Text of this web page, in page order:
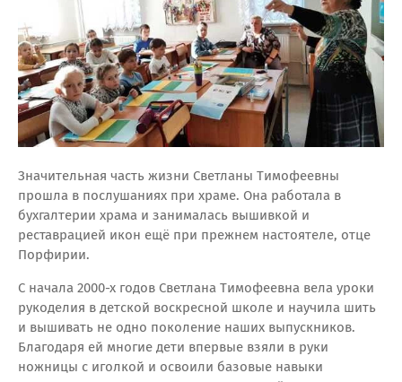
Значительная часть жизни Светланы Тимофеевны
прошла в послушаниях при храме. Она работала в
бухгалтерии храма и занималась вышивкой и
реставрацией икон ещё при прежнем настоятеле, отце
Порфирии.
С начала 2000-х годов Светлана Тимофеевна вела уроки
рукоделия в детской воскресной школе и научила шить
и вышивать не одно поколение наших выпускников.
Благодаря ей многие дети впервые взяли в руки
ножницы с иголкой и освоили базовые навыки